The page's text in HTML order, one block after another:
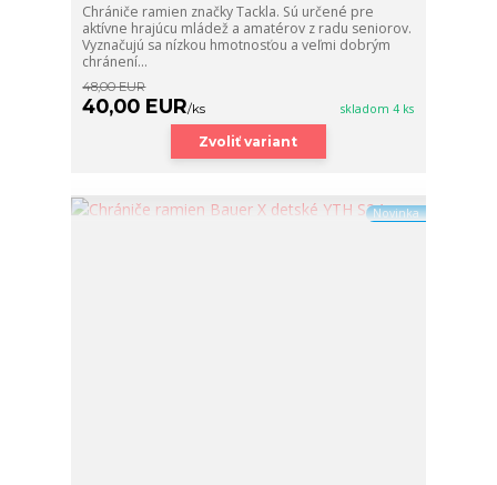
Chrániče ramien značky Tackla. Sú určené pre
aktívne hrajúcu mládež a amatérov z radu seniorov.
Vyznačujú sa nízkou hmotnosťou a veľmi dobrým
chránení...
48,00 EUR
40,00 EUR/ks skladom 4 ks
Zvoliť variant
Novinka